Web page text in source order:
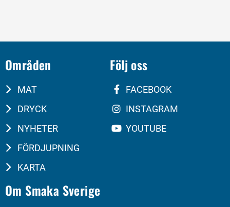
Områden
MAT
DRYCK
NYHETER
FÖRDJUPNING
KARTA
Följ oss
FACEBOOK
INSTAGRAM
YOUTUBE
Om Smaka Sverige